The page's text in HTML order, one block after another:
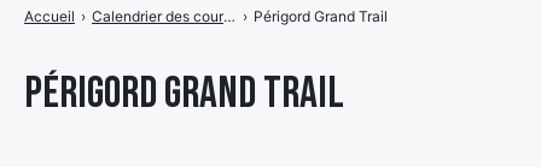
Périgord Grand Trail
Accueil › Calendrier des courses › Périgord Grand Trail
de
Élément